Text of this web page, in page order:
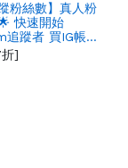
粉絲數】真人粉
快速開始
追蹤者 買IG帳號
]